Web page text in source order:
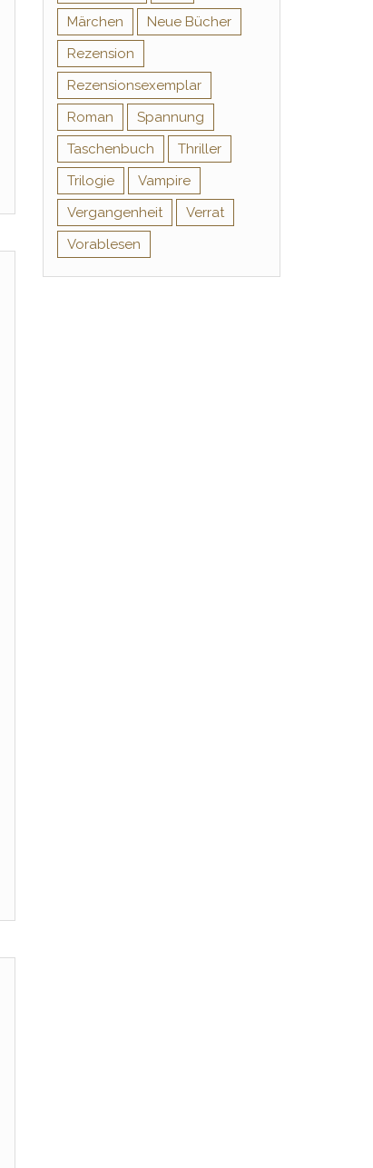
Märchen
Neue Bücher
Rezension
Rezensionsexemplar
Roman
Spannung
Taschenbuch
Thriller
Trilogie
Vampire
Vergangenheit
Verrat
Vorablesen